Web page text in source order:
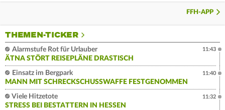
FFH-APP
THEMEN-TICKER
Alarmstufe Rot für Urlauber
ÄTNA STÖRT REISEPLÄNE DRASTISCH
11:43
Einsatz im Bergpark
MANN MIT SCHRECKSCHUSSWAFFE FESTGENOMMEN
11:40
Viele Hitzetote
STRESS BEI BESTATTERN IN HESSEN
11:32